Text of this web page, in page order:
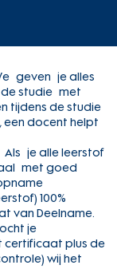
geven je alles
de studie met
tijdens de studie
een docent helpt
Als je alle leerstof
met goed
100%
van Deelname.
je
certificaat plus de
wij het